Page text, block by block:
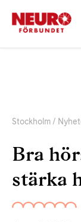
Stockholm
Bra
stärka